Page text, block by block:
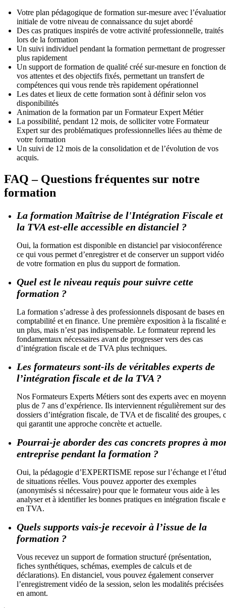
Votre plan pédagogique de formation sur-mesure avec
initiale de votre niveau de connaissance du sujet abordé
Des cas pratiques inspirés de votre activité professionnelle, traités
lors de la formation
Un suivi individuel pendant la formation permettant de progresser
plus rapidement
Un support de formation de qualité créé sur-mesure en fonction
vos attentes et des objectifs fixés, permettant un transfert de
compétences qui vous rende très rapidement opérationnel
Les dates et lieux de cette formation sont à définir selon vos
disponibilités
Animation de la formation par un Formateur Expert Métier
La possibilité, pendant 12 mois, de solliciter votre Formateur
Expert sur des problématiques professionnelles liées au thème de
votre formation
Un suivi de 12 mois de la consolidation et de l’évolution de vos
acquis.
FAQ – Questions fréquentes sur notre
formation
La formation Maîtrise de l'Intégration Fiscale et
la TVA est-elle accessible en distanciel ?
Oui, la formation est disponible en distanciel par visioconférence
ce qui vous permet d’enregistrer et de conserver un support vidéo
de votre formation en plus du support de formation.
Quel est le niveau requis pour suivre cette
formation ?
La formation s’adresse à des professionnels disposant de bases en
comptabilité et en finance. Une première exposition à la fiscalité
un plus, mais n’est pas indispensable. Le formateur reprend les
fondamentaux nécessaires avant de progresser vers des cas
d’intégration fiscale et de TVA plus techniques.
Les formateurs sont-ils de véritables experts de
l’intégration fiscale et de la TVA ?
Nos Formateurs Experts Métiers sont des experts avec en
plus de 7 ans d’expérience. Ils interviennent régulièrement sur des
dossiers d’intégration fiscale, de TVA et de fiscalité des groupes,
qui garantit une approche concrète et actuelle.
Pourrai-je aborder des cas concrets propres à
entreprise pendant la formation ?
Oui, la pédagogie d’EXPERTISME repose sur l’échange et
de situations réelles. Vous pouvez apporter des exemples
(anonymisés si nécessaire) pour que le formateur vous aide à les
analyser et à identifier les bonnes pratiques en intégration fiscale
en TVA.
Quels supports vais-je recevoir à l’issue de la
formation ?
Vous recevez un support de formation structuré (présentation,
fiches synthétiques, schémas, exemples de calculs et de
déclarations). En distanciel, vous pouvez également conserver
l’enregistrement vidéo de la session, selon les modalités précisées
en amont.